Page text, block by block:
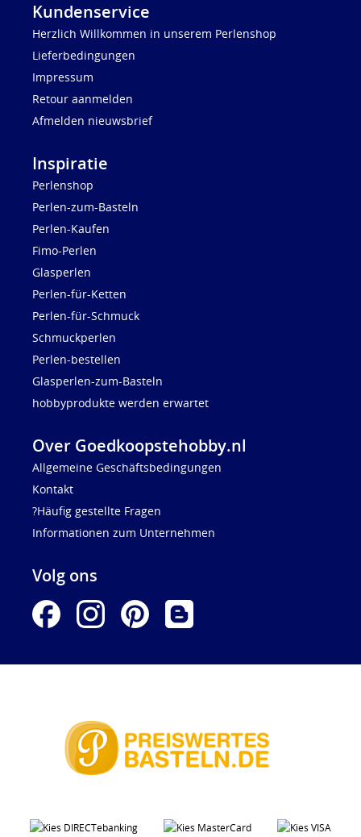
Kundenservice
Herzlich Willkommen in unserem Perlenshop
Lieferbedingungen
Impressum
Retour aanmelden
Afmelden nieuwsbrief
Inspiratie
Perlenshop
Perlen-zum-Basteln
Perlen-Kaufen
Fimo-Perlen
Glasperlen
Perlen-für-Ketten
Perlen-für-Schmuck
Schmuckperlen
Perlen-bestellen
Glasperlen-zum-Basteln
hobbyprodukte werden erwartet
Over Goedkoopstehobby.nl
Allgemeine Geschäftsbedingungen
Kontakt
?Häufig gestellte Fragen
Informationen zum Unternehmen
Volg ons